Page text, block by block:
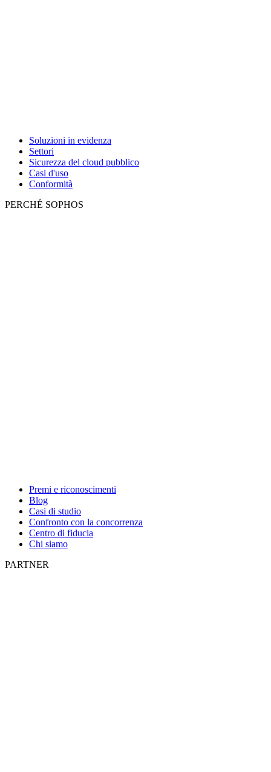
Soluzioni in evidenza
Settori
Sicurezza del cloud pubblico
Casi d'uso
Conformità
PERCHÉ SOPHOS
Premi e riconoscimenti
Blog
Casi di studio
Confronto con la concorrenza
Centro di fiducia
Chi siamo
PARTNER